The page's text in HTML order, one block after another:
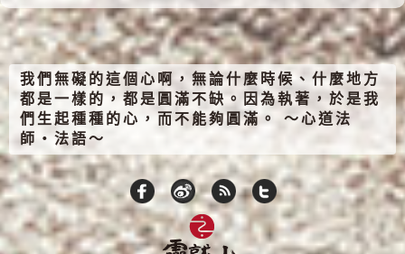
我們無礙的這個心啊，無論什麼時候、什麼地方
都是一樣的，都是圓滿不缺。因為執著，於是我
們生起種種的心，而不能夠圓滿。 ～心道法
師‧法語～